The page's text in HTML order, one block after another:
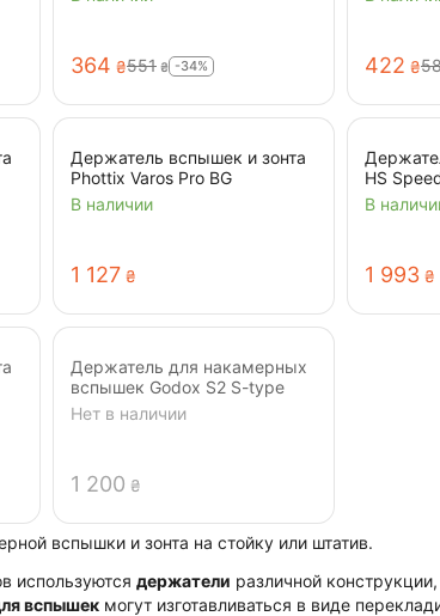
вспышки и зонта на стойку или штатив.
используются держатели различной
вспышек могут изготавливаться в виде
‍364‍ ₴‍551‍ ₴ -34% ‍422‍ ₴
Держатель вспышек и зонта
Phottix Varos Pro BG
В наличии
1 127 ₴
HS
В
1 993 ₴
Держатель для накамерных
вспышек Godox S2 S-type
Нет в наличии
1 200 ₴